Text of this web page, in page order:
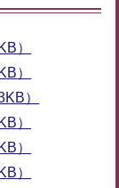
）
）
）
）
）
）